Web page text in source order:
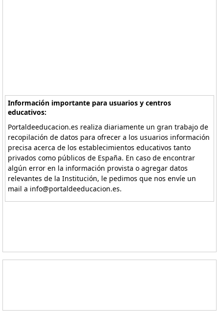
Información importante para usuarios y centros
educativos:
Portaldeeducacion.es realiza diariamente un gran trabajo de
recopilación de datos para ofrecer a los usuarios información
precisa acerca de los establecimientos educativos tanto
privados como públicos de España. En caso de encontrar
algún error en la información provista o agregar datos
relevantes de la Institución, le pedimos que nos envíe un
mail a info@portaldeeducacion.es.